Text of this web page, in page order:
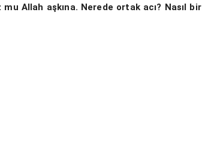
Allah aşkına. Nerede ortak acı? Nasıl bir